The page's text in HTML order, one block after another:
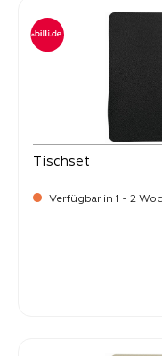
Tischset
Verfügbar in 1 - 2